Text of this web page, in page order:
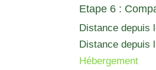
Etape 6 :
Distance depuis
Distance depuis
Hébergement